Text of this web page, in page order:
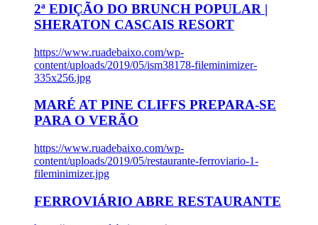
2ª EDIÇÃO DO BRUNCH POPULAR |
SHERATON CASCAIS RESORT
https://www.ruadebaixo.com/wp-
content/uploads/2019/05/ism38178-fileminimizer-
335x256.jpg
MARÉ AT PINE CLIFFS PREPARA-SE
PARA O VERÃO
https://www.ruadebaixo.com/wp-
content/uploads/2019/05/restaurante-ferroviario-1-
fileminimizer.jpg
FERROVIÁRIO ABRE RESTAURANTE